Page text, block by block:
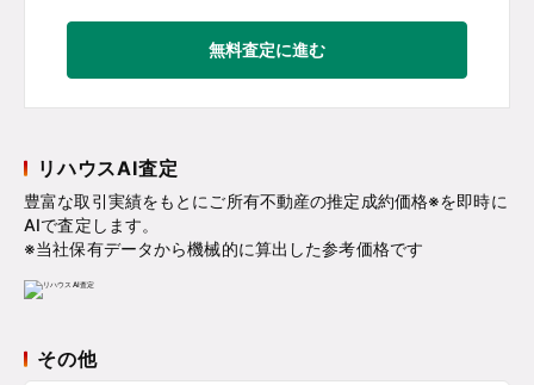
無料査定に進む
リハウスAI査定
豊富な取引実績をもとにご所有不動産の推定成約価格※を即時に
AIで査定します。
※当社保有データから機械的に算出した参考価格です
その他